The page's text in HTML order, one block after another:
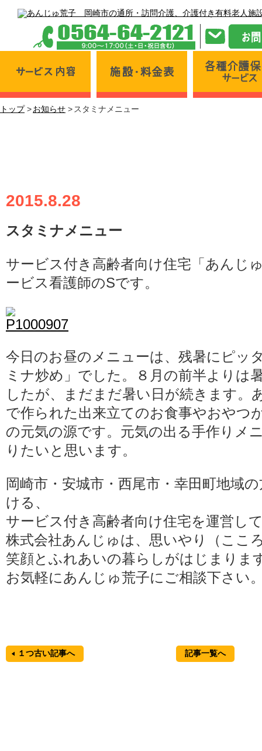
サービス内容 施設・料金表
トップ お知らせ スタミナメニュー
スタミナメニュー
サービス付き高齢者向け住宅「あんじ
ービス看護師のSです。
今日のお昼のメニューは、残暑にピッ
ミナ炒め」でした。８月の前半よりは
したが、まだまだ暑い日が続きます。
で作られた出来立てのお食事やおやつ
の元気の源です。元気の出る手作りメ
りたいと思います。
岡崎市・安城市・西尾市・幸田町地域
ける、
サービス付き高齢者向け住宅を運営し
株式会社あんじゅは、思いやり（ここ
笑顔とふれあいの暮らしがはじまりま
お気軽にあんじゅ荒子にご相談下さい
１つ古い記事へ 記事一覧へ